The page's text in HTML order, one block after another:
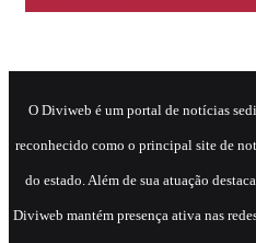
​O Diviweb é um portal de notícias
reconhecido como o principal site de
do estado. Além de sua atuação
Diviweb mantém presença ativa nas